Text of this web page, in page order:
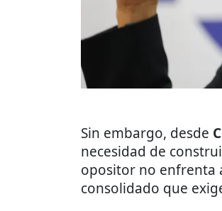
Sin embargo, desde
necesidad de
opositor no enfrenta
consolidado que